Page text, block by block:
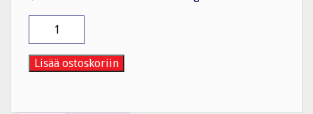
mini
LS1230
Lisää ostoskoriin